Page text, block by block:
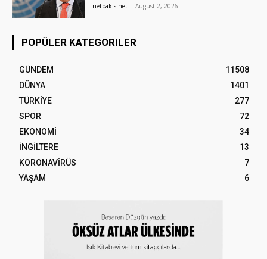
netbakis.net - August 2, 2026
POPÜLER KATEGORILER
GÜNDEM
11508
DÜNYA
1401
TÜRKİYE
277
SPOR
72
EKONOMİ
34
İNGİLTERE
13
KORONAVİRÜS
7
YAŞAM
6